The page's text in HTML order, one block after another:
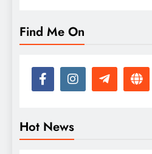
Find Me On
Hot News